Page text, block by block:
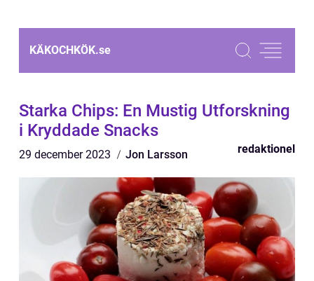
KÄKOCHKÖK.se
Starka Chips: En Mustig Utforskning
i Kryddade Snacks
29 december 2023 Jon Larsson redaktionel